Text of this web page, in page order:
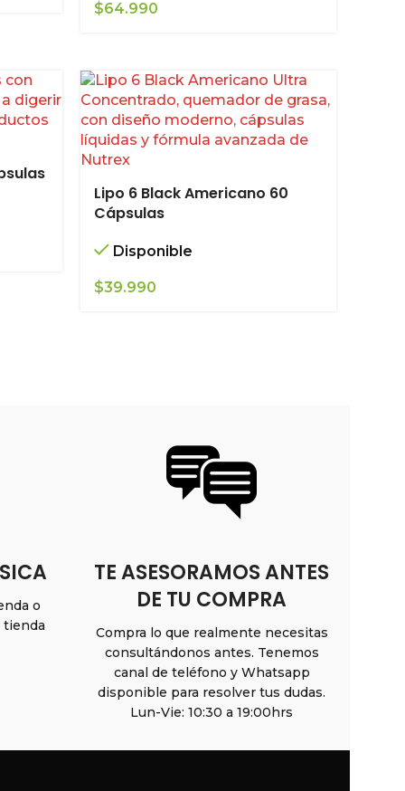
$64.990
Lipo 6 Black Americano 60
Cápsulas
Disponible
$39.990
o
tienda
TE ASESORAMOS ANTES
DE TU COMPRA
Compra lo que realmente necesitas
consultándonos antes. Tenemos
canal de teléfono y Whatsapp
disponible para resolver tus dudas.
Lun-Vie: 10:30 a 19:00hrs